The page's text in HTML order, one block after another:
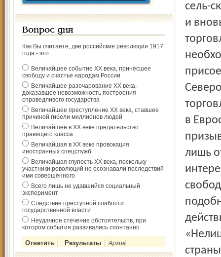
Вопрос дня
Как Вы считаете, две российские революции 1917
года - это
Величайшее событие ХХ века, принёсшее
свободу и счастье народам России
Величайшее разочарование ХХ века,
доказавшее невозможность построения
справедливого государства
Величайшее преступление ХХ века, ставшее
причиной гибели миллионов людей
Величайшее в ХХ веке предательство
правящего класса
Величайшая в ХХ веке провокация
иностранных спецслужб
Величайшая глупость ХХ века, поскольку
участники революций не осознавали последствий
ими совершённого
Всего лишь не удавшийся социальный
эксперимент
Следствие преступной слабости
государственной власти
Неудачное стечение обстоятельств, при
котором события развивались спонтанно
Архив
сель-
и
в
лишь